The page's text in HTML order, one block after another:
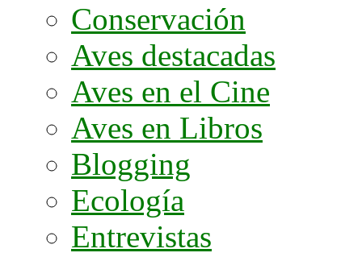
Conservación
Aves destacadas
Aves en el Cine
Aves en Libros
Blogging
Ecología
Entrevistas